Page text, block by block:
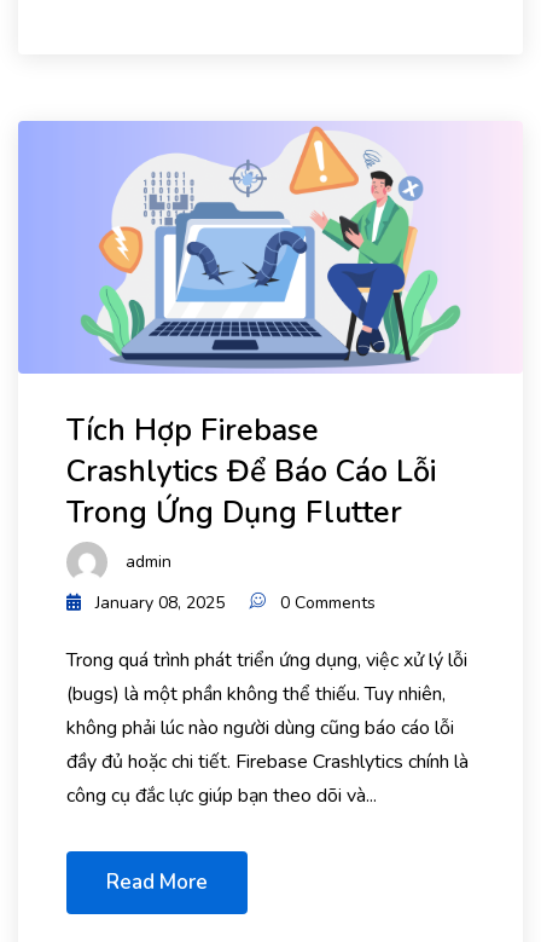
Tích Hợp Firebase
Crashlytics Để Báo Cáo Lỗi
Trong Ứng Dụng Flutter
admin
January 08, 2025
0 Comments
Trong quá trình phát triển ứng dụng, việc xử lý lỗi
(bugs) là một phần không thể thiếu. Tuy nhiên,
không phải lúc nào người dùng cũng báo cáo lỗi
đầy đủ hoặc chi tiết. Firebase Crashlytics chính là
công cụ đắc lực giúp bạn theo dõi và...
Read More